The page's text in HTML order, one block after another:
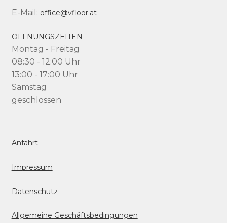
E-Mail: office@vfloor.at
ÖFFNUNGSZEITEN
Montag - Freitag
08:30 - 12:00 Uhr
13:00 - 17:00 Uhr
Samstag
geschlossen
Anfahrt
Impressum
Datenschutz
Allgemeine Geschäftsbedingungen